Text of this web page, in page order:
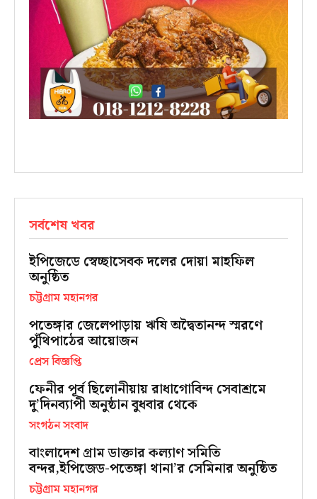
সর্বশেষ খবর
ইপিজেডে স্বেচ্ছাসেবক দলের দোয়া মাহফিল
অনুষ্ঠিত
চট্টগ্রাম মহানগর
পতেঙ্গার জেলেপাড়ায় ঋষি অদ্বৈতানন্দ স্মরণে
পুঁথিপাঠের আয়োজন
প্রেস বিজ্ঞপ্তি
ফেনীর পূর্ব ছিলোনীয়ায় রাধাগোবিন্দ সেবাশ্রমে
দু’দিনব্যাপী অনুষ্ঠান বুধবার থেকে
সংগঠন সংবাদ
বাংলাদেশ গ্রাম ডাক্তার কল্যাণ সমিতি
বন্দর,ইপিজেড-পতেঙ্গা থানা’র সেমিনার অনুষ্ঠিত
চট্টগ্রাম মহানগর